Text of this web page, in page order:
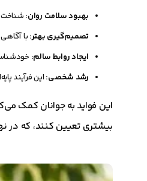
بهبود سلامت روان: شناخت
تصمیم‌گیری بهتر: با
ایجاد روابط سالم:
رشد شخصی:این فرآیند
این فواید به جوانان کمک
بیشتری تعیین کنند، که در